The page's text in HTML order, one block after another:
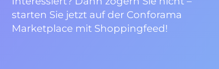
starten Sie jetzt auf der Conforama
Marketplace mit Shoppingfeed!